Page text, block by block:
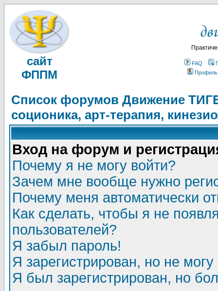
сайт
ФППМ
FAQ
Профиль
Список форумов Движение
соционика, арт-терапия,
Вход на форум и
Почему я не могу войти?
Зачем мне вообще нужно
Почему меня автоматически
Как сделать, чтобы я не
пользователей?
Я забыл пароль!
Я зарегистрирован, но не могу
Я был зарегистрирован, но